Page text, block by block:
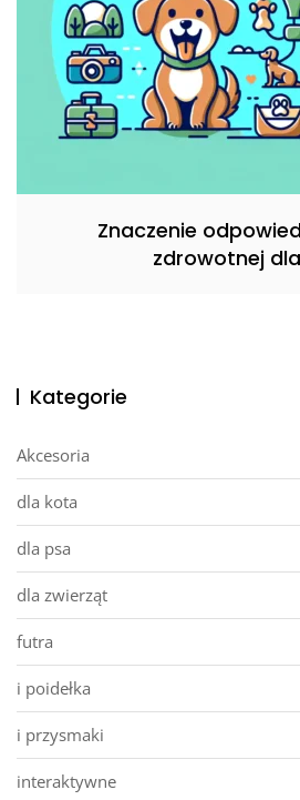
Znaczenie
zdrowotnej
Kategorie
Akcesoria
dla kota
dla psa
dla zwierząt
futra
i poidełka
i przysmaki
interaktywne